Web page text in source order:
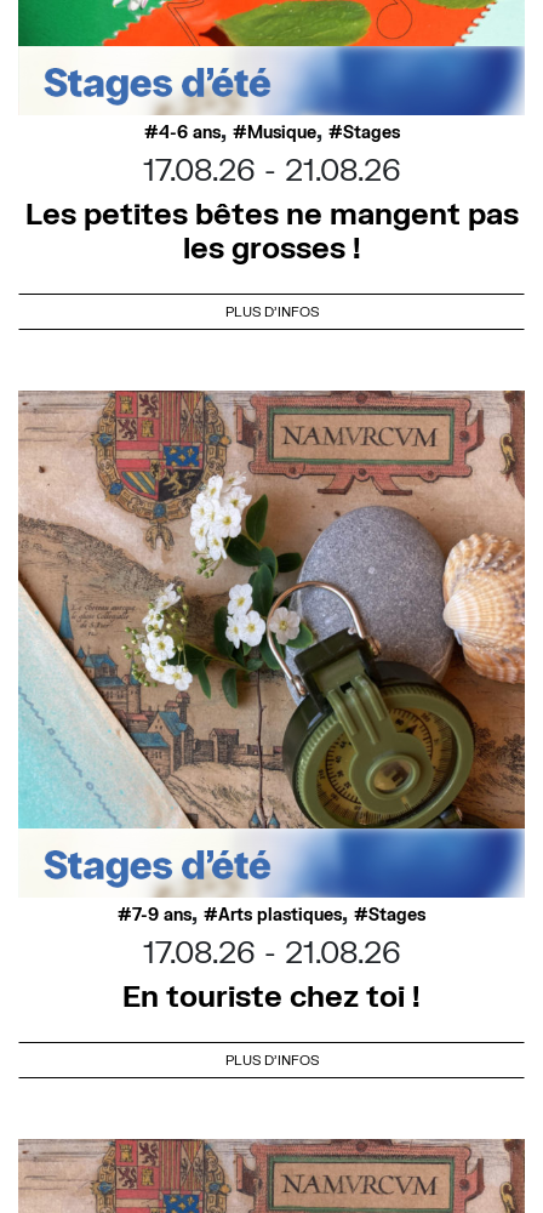
4-6 ans, Musique, Stages
17.08.26
21.08.26
Les petites bêtes ne mangent pas
les grosses !
PLUS D'INFOS
7-9 ans, Arts plastiques, Stages
17.08.26
21.08.26
En touriste chez toi !
PLUS D'INFOS